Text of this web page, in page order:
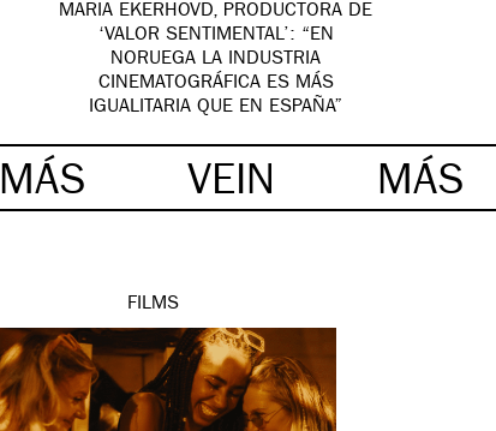
MARIA EKERHOVD, PRODUCTORA DE
‘VALOR SENTIMENTAL’: “EN
NORUEGA LA INDUSTRIA
CINEMATOGRÁFICA ES MÁS
IGUALITARIA QUE EN ESPAÑA”
MÁS VEIN MÁS
FILMS